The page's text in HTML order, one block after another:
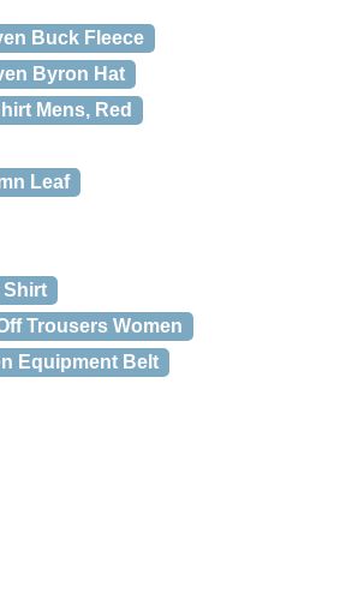
Buck Fleece
Byron Hat
Mens, Red
Leaf
Shirt
Trousers Women
Equipment Belt